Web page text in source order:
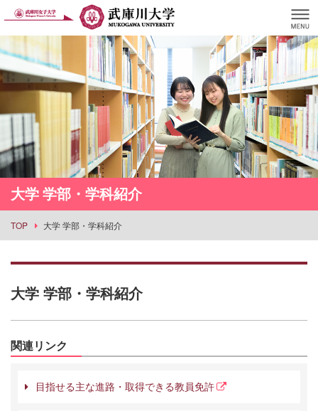
大学 学部・学科紹介
TOP 大学 学部・学科紹介
大学 学部・学科紹介
関連リンク
目指せる主な進路・取得できる教員免許